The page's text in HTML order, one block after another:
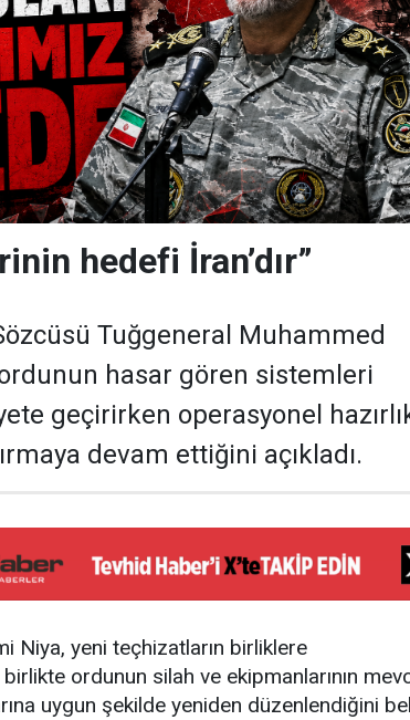
hedefi İran’dır”
Tuğgeneral Muhammed
hasar gören sistemleri
geçirirken operasyonel
devam ettiğini açıkladı.
Niya, yeni teçhizatların birliklere
birlikte ordunun silah ve ekipmanlarının
uygun şekilde yeniden düzenlendiğini